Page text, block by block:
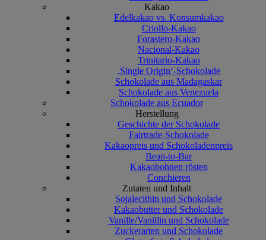
Kakao
Edelkakao vs. Konsumkakao
Criollo-Kakao
Forastero-Kakao
Nacional-Kakao
Trinitario-Kakao
‚Single Origin‘-Schokolade
Schokolade aus Madagaskar
Schokolade aus Venezuela
Schokolade aus Ecuador
Herstellung
Geschichte der Schokolade
Fairtrade-Schokolade
Kakaopreis und Schokoladenpreis
Bean-to-Bar
Kakaobohnen rösten
Conchieren
Zutaten und Inhalt
Sojalecithin und Schokolade
Kakaobutter und Schokolade
Vanille/Vanillin und Schokolade
Zuckerarten und Schokolade